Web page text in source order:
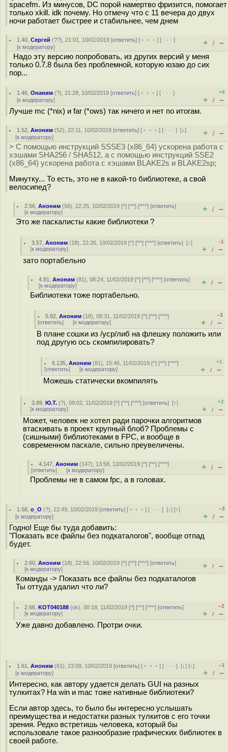
spacefm. Из минусов, DC порой намертво фризится, помогает
только xkill. idk почему. Но отмечу что с 11 вечера до двух
ночи работает быстрее и стабильнее, чем днем
1.40 ,Сергей (??), 21:01, 10/02/2019 [ответить] [ ﹢﹢﹢] [ · · ·]
[к модератору] + / –
Надо эту версию попробовать, из других версий у меня
только 0.7.8 была без проблемной, которую юзаю до сих
пор...
1.46 ,Онаним (?), 21:28, 10/02/2019 [ответить] [ ﹢﹢﹢] [ · · ·]
[к модератору]
+6
+ / –
Лучше mc (*nix) и far (*ows) так ничего и нет по итогам.
1.52 ,Аноним (52), 22:11, 10/02/2019 [ответить] [ ﹢﹢﹢] [ · · ·][↓]
[к модератору] + / –
> C помощью инструкций SSSE3 (x86_64) ускорена работа с
хэшами SHA256 / SHA512, а с помощью инструкций SSE2
(x86_64) ускорена работа с хэшами BLAKE2s и BLAKE2sp;
Минутку... То есть, это не в какой-то библиотеке, а свой
велосипед?
2.56 ,Аноним (56), 22:25, 10/02/2019 [^] [^^] [^^^] [ответить]
[к модератору] + / –
Это же паскалисты какие библиотеки ?
3.57 ,Аноним (18), 22:26, 10/02/2019 [^] [^^] [^^^] [ответить][↓]
[к модератору]
–1
+ / –
зато портабельно
4.81 ,Аноним (81), 08:24, 11/02/2019 [^] [^^] [^^^] [ответить]
[к модератору] + / –
Библиотеки тоже портабельно.
5.82 ,Аноним (18), 08:31, 11/02/2019 [^] [^^] [^^^]
[ответить] [к модератору]
–3
+ / –
В плане сошки из /уср/либ на флешку положить или
под другую ось скомпилировать?
6.135 ,Аноним (81), 15:46, 11/02/2019 [^] [^^] [^^^]
[ответить] [к модератору]
+1
+ / –
Можешь статически вкомпилять
3.89 ,Ю.Т. (?), 09:02, 11/02/2019 [^] [^^] [^^^] [ответить][↑]
[к модератору]
+2
+ / –
Может, человек не хотел ради парочки алгоритмов
втаскивать в проект крупный блоб? Проблемы с
(сишными) библиотеками в FPC, и вообще в
современном паскале, сильно преувеличены.
4.147 ,Аноним (147), 13:58, 12/02/2019 [^] [^^] [^^^]
[ответить] [к модератору] + / –
Проблемы не в самом fpc, а в головах.
1.58 ,о_О (?), 22:49, 10/02/2019 [ответить] [ ﹢﹢﹢] [ · · ·][↓] [↑]
[к модератору]
–3
+ / –
Годно! Еще бы туда добавить:
"Показать все файлы без подкаталогов", вообще отпад
будет.
2.60 ,Аноним (18), 22:56, 10/02/2019 [^] [^^] [^^^] [ответить]
[к модератору] + / –
Команды -> Показать все файлы без подкаталогов
Ты оттуда удалил что ли?
2.66 ,KOT040188 (ok), 00:18, 11/02/2019 [^] [^^] [^^^] [ответить]
[к модератору]
–2
+ / –
Уже давно добавлено. Протри очки.
1.61 ,Аноним (61), 23:09, 10/02/2019 [ответить] [ ﹢﹢﹢] [ · · ·][↓] [↑]
[к модератору]
–1
+ / –
Интересно, как автору удается делать GUI на разных
тулкитах? На win и mac тоже нативные библиотеки?
Если автор здесь, то было бы интересно услышать
преимущества и недостатки разных тулкитов с его точки
зрения. Редко встретишь человека, который бы
использовале такое разнообразие графических библиотек в
своей работе.